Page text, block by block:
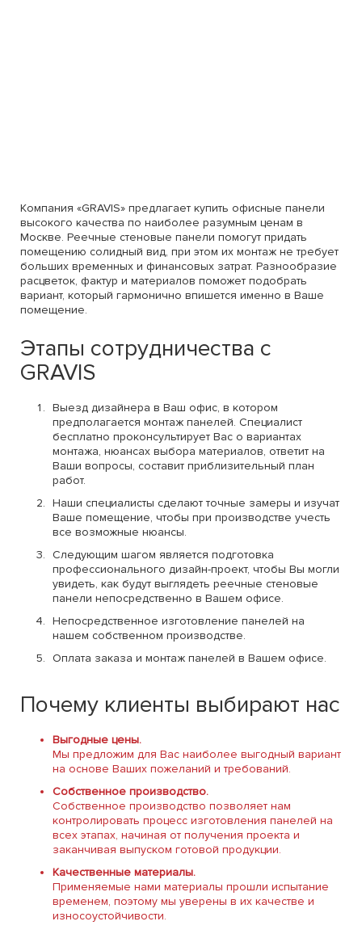
Компания «GRAVIS» предлагает купить офисные панели
высокого качества по наиболее разумным ценам в
Москве. Реечные стеновые панели помогут придать
помещению солидный вид, при этом их монтаж не требует
больших временных и финансовых затрат. Разнообразие
расцветок, фактур и материалов поможет подобрать
вариант, который гармонично впишется именно в Ваше
помещение.
Этапы сотрудничества с
GRAVIS
Выезд дизайнера в Ваш офис, в котором
предполагается монтаж панелей. Специалист
бесплатно проконсультирует Вас о вариантах
монтажа, нюансах выбора материалов, ответит на
Ваши вопросы, составит приблизительный план
работ.
Наши специалисты сделают точные замеры и изучат
Ваше помещение, чтобы при производстве учесть
все возможные нюансы.
Следующим шагом является подготовка
профессионального дизайн-проект, чтобы Вы могли
увидеть, как будут выглядеть реечные стеновые
панели непосредственно в Вашем офисе.
Непосредственное изготовление панелей на
нашем собственном производстве.
Оплата заказа и монтаж панелей в Вашем офисе.
Почему клиенты выбирают нас
Выгодные цены.
Мы предложим для Вас наиболее выгодный вариант
на основе Ваших пожеланий и требований.
Собственное производство.
Собственное производство позволяет нам
контролировать процесс изготовления панелей на
всех этапах, начиная от получения проекта и
заканчивая выпуском готовой продукции.
Качественные материалы.
Применяемые нами материалы прошли испытание
временем, поэтому мы уверены в их качестве и
износоустойчивости.